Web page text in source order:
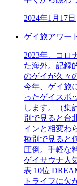
2024年1月17日
ゲイ旅アワー
2023年、コロ
た海外。記録
のゲイが久々
今年、ゲイ旅
ったゲイスポ
します。（集
別で見ると台
インと相変わ
種別で見ると
圧倒。手軽な
ゲイサウナ人
表 10位
トライフに欠